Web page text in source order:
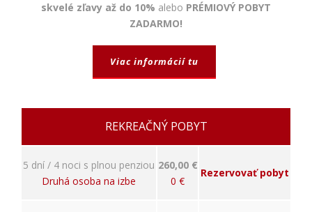
skvelé zľavy až do 10% alebo PRÉMIOVÝ POBYT
ZADARMO!
Viac informácií tu
REKREAČNÝ POBYT
5 dní / 4 noci s plnou penziou
Druhá osoba na izbe
260,00 €
0 €
Rezervovať pobyt
predvyplnenie
oprávnený
záujem